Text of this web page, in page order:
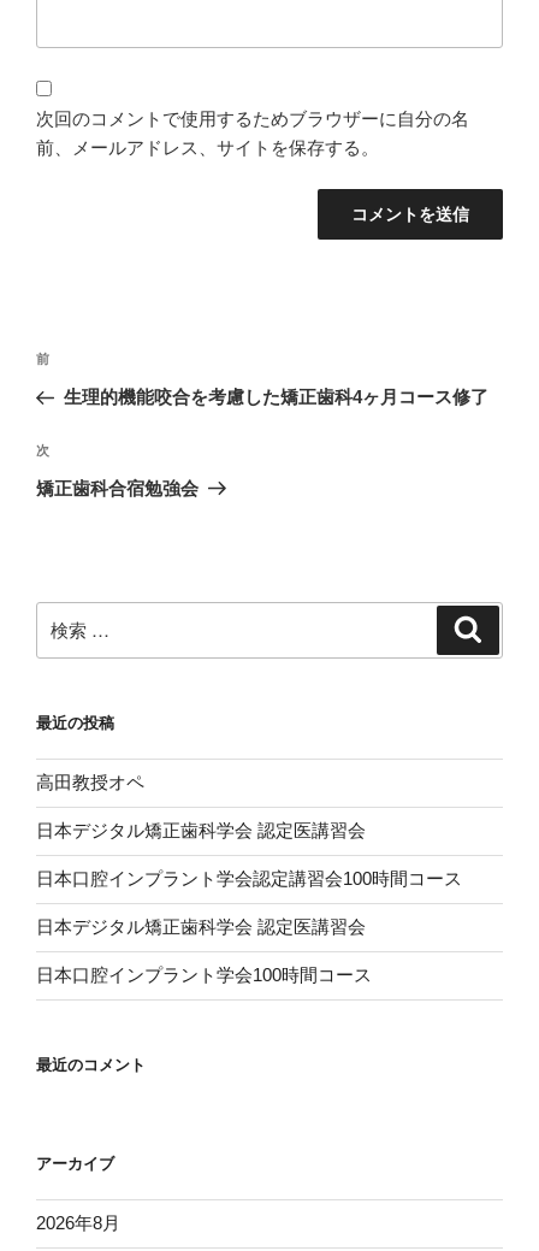
次回のコメントで使用するためブラウザーに自分の名
前、メールアドレス、サイトを保存する。
投
ナ
ビ
ゲ
ン
過
去
投
稿
前
生理的機能咬合を考慮した矯正歯科4ヶ月コース修了
次
の
次
矯正歯科合宿勉強会
索:
最近の投稿
高田教授オペ
日本デジタル矯正歯科学会 認定医講習会
日本口腔インプラント学会認定講習会100時間コース
日本デジタル矯正歯科学会 認定医講習会
日本口腔インプラント学会100時間コース
最近のコメント
アーカイブ
2026年8月